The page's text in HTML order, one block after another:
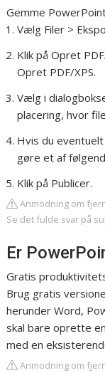
Gemme
Vælg Filer >
Klik på Opret
Opret PDF/XPS.
Vælg i
placering, hvor
Hvis du
gøre et af
Klik på Publicer.
Anmodning om
Se det fulde svar på
Er
Gratis
Brug gratis
herunder Word,
skal bare oprette
med en
Anmodning om